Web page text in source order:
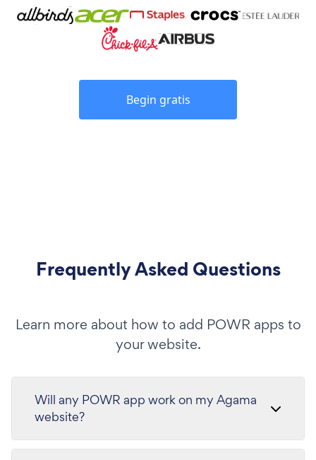
Begin gratis
Frequently Asked Questions
Learn more about how to add POWR apps to
your website.
Will any POWR app work on my Agama
website?